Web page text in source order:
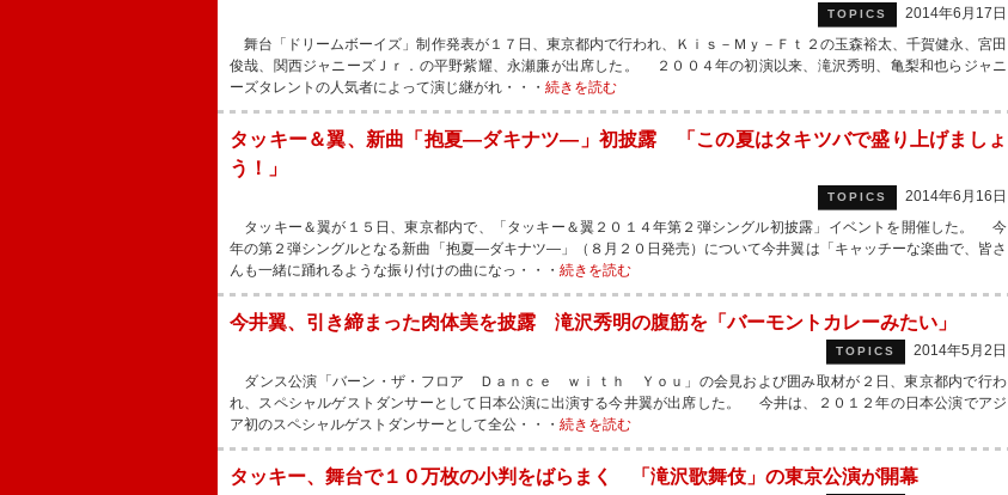
TOPICS
2014年6月17日
舞台「ドリームボーイズ」制作発表が１７日、東京都内で行われ、Ｋｉｓ－Ｍｙ－Ｆｔ２の玉森裕太、千賀健永、宮田
俊哉、関西ジャニーズＪｒ．の平野紫耀、永瀬廉が出席した。 ２００４年の初演以来、滝沢秀明、亀梨和也らジャニ
ーズタレントの人気者によって演じ継がれ・・・ 続きを読む
タッキー＆翼、新曲「抱夏―ダキナツ―」初披露 「この夏はタキツバで盛り上げましょ
う！」
TOPICS
2014年6月16日
タッキー＆翼が１５日、東京都内で、「タッキー＆翼２０１４年第２弾シングル初披露」イベントを開催した。 今
年の第２弾シングルとなる新曲「抱夏―ダキナツ―」（８月２０日発売）について今井翼は「キャッチーな楽曲で、皆さ
んも一緒に踊れるような振り付けの曲になっ・・・ 続きを読む
今井翼、引き締まった肉体美を披露 滝沢秀明の腹筋を「バーモントカレーみたい」
TOPICS
2014年5月2日
ダンス公演「バーン・ザ・フロア Ｄａｎｃｅ ｗｉｔｈ Ｙｏｕ」の会見および囲み取材が２日、東京都内で行わ
れ、スペシャルゲストダンサーとして日本公演に出演する今井翼が出席した。 今井は、２０１２年の日本公演でアジ
ア初のスペシャルゲストダンサーとして全公・・・ 続きを読む
タッキー、舞台で１０万枚の小判をばらまく 「滝沢歌舞伎」の東京公演が開幕